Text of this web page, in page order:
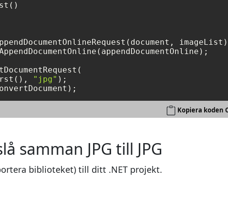
"jpg"
Kopiera koden
samman JPG till JPG
biblioteket) till ditt .NET projekt.